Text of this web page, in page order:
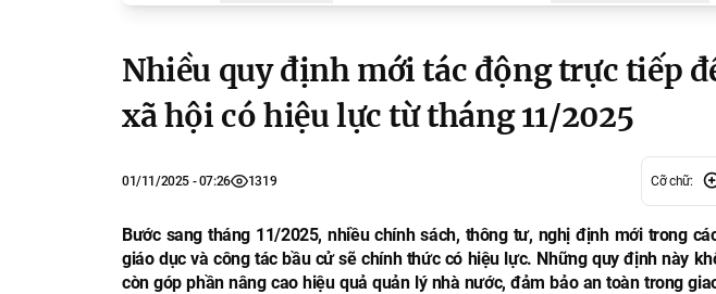
Nhiều quy định mới tác động trực tiếp
xã hội có hiệu lực từ tháng 11/2025
01/11/2025 - 07:26 1319 Cỡ chữ:
Bước sang tháng 11/2025, nhiều chính sách, thông tư, nghị định mới trong
giáo dục và công tác bầu cử sẽ chính thức có hiệu lực. Những quy định này
còn góp phần nâng cao hiệu quả quản lý nhà nước, đảm bảo an toàn trong